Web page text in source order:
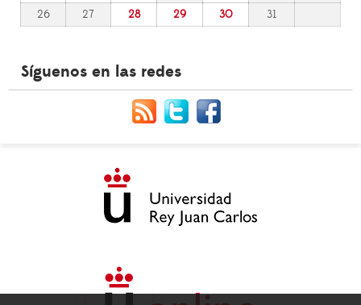
26
27 28 29 30 31
Síguenos en las redes